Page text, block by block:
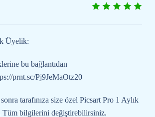
Üyelik:
bu bağlantıdan
prnt.sc/Pj9JeMaOtz20
sonra tarafınıza size özel Picsart Pro 1 Aylık
Tüm bilgilerini değiştirebilirsiniz.